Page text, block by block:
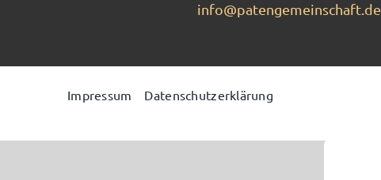
info@patengemeinschaft.de
Impressum Datenschutzerklärung